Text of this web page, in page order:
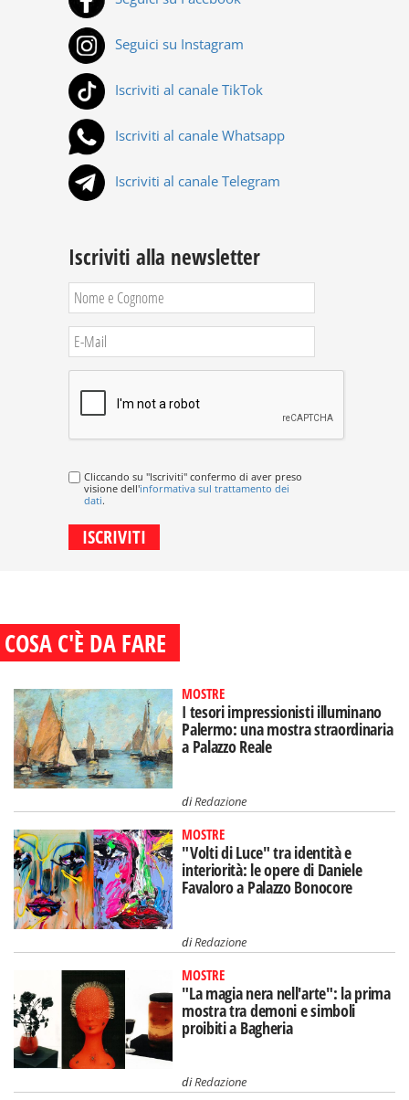
Seguici su Instagram
Iscriviti al canale TikTok
Iscriviti al canale Whatsapp
Iscriviti al canale Telegram
Iscriviti alla newsletter
Cliccando su "Iscriviti" confermo di aver preso
visione dell'informativa sul trattamento dei
dati.
COSA C'È DA FARE
MOSTRE
I tesori impressionisti illuminano
Palermo: una mostra straordinaria
a Palazzo Reale
diRedazione
MOSTRE
"Volti di Luce" tra identità e
interiorità: le opere di Daniele
Favaloro a Palazzo Bonocore
diRedazione
MOSTRE
"La magia nera nell'arte": la prima
mostra tra demoni e simboli
proibiti a Bagheria
diRedazione